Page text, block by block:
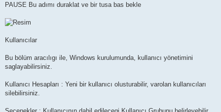
PAUSE Bu adımı duraklat ve bir tusa bas bekle
Kullanıcılar
Bu bölüm aracılıgı ile, Windows kurulumunda, kullanıcı yönetimini
saglayabilirsiniz.
Kullanıcı Hesapları : Yeni bir kullanıcı olusturabilir, varolan kullanıcıları
silebilirsiniz.